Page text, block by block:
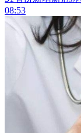
08:53